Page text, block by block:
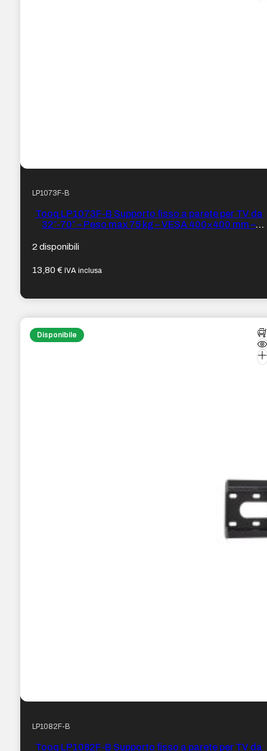
LP1073F-B
Tooq LP1073F-B Supporto fisso a parete per TV da
32″-70″ – Peso max 75 kg – VESA 400×400 mm –
2 disponibili
13,80€ IVA inclusa
Disponibile
LP1082F-B
Tooq LP1082F-B Supporto fisso a parete per TV da